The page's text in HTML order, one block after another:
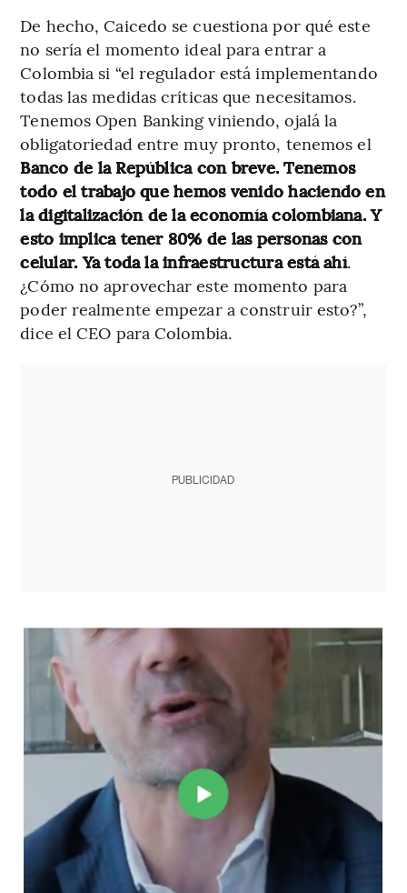
De hecho, Caicedo se cuestiona por qué este
no sería el momento ideal para entrar a
Colombia si “el regulador está implementando
todas las medidas críticas que necesitamos.
Tenemos Open Banking viniendo, ojalá la
obligatoriedad entre muy pronto, tenemos el
Banco de la República con breve. Tenemos
todo el trabajo que hemos venido haciendo en
la digitalización de la economía colombiana. Y
esto implica tener 80% de las personas con
celular. Ya toda la infraestructura está ahí.
¿Cómo no aprovechar este momento para
poder realmente empezar a construir esto?”,
dice el CEO para Colombia.
PUBLICIDAD